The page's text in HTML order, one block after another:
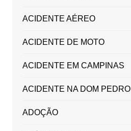
ACIDENTE AÉREO
ACIDENTE DE MOTO
ACIDENTE EM CAMPINAS
ACIDENTE NA DOM PEDRO
ADOÇÃO